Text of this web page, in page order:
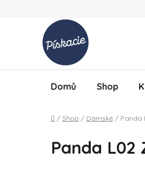
Domů Shop
Domů
/ Shop / Dámské / Panda
Panda L02